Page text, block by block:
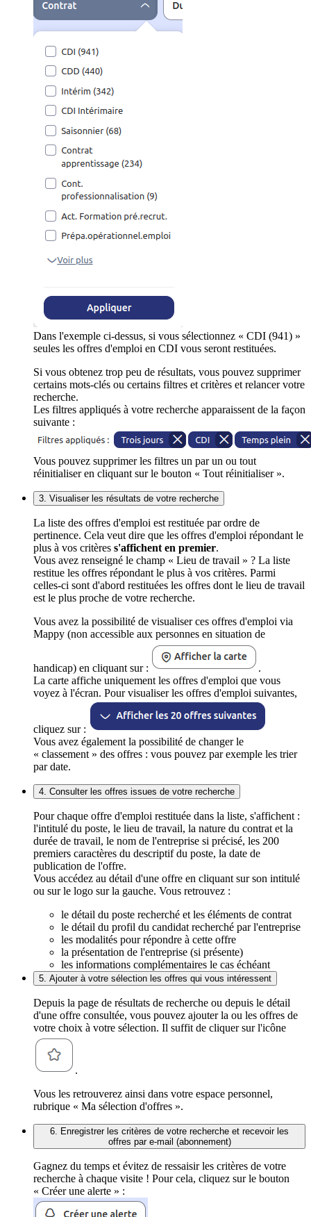
Dans l'exemple ci-dessus, si vous sélectionnez « CDI (941) »
seules les offres d'emploi en CDI vous seront restituées.
Si vous obtenez trop peu de résultats, vous pouvez supprimer
certains mots-clés ou certains filtres et critères et relancer votre
recherche.
Les filtres appliqués à votre recherche apparaissent de la façon
suivante :
Vous pouvez supprimer les filtres un par un ou tout
réinitialiser en cliquant sur le bouton « Tout réinitialiser ».
3. Visualiser les résultats de votre recherche
La liste des offres d'emploi est restituée par ordre de
pertinence. Cela veut dire que les offres d'emploi répondant le
plus à vos critères s'affichent en premier.
Vous avez renseigné le champ « Lieu de travail » ? La liste
restitue les offres répondant le plus à vos critères. Parmi
celles-ci sont d'abord restituées les offres dont le lieu de travail
est le plus proche de votre recherche.
Vous avez la possibilité de visualiser ces offres d'emploi via
Mappy (non accessible aux personnes en situation de
handicap) en cliquant sur :
.
La carte affiche uniquement les offres d'emploi que vous
voyez à l'écran. Pour visualiser les offres d'emploi suivantes,
cliquez sur :
Vous avez également la possibilité de changer le
« classement » des offres : vous pouvez par exemple les trier
par date.
4. Consulter les offres issues de votre recherche
Pour chaque offre d'emploi restituée dans la liste, s'affichent :
l'intitulé du poste, le lieu de travail, la nature du contrat et la
durée de travail, le nom de l'entreprise si précisé, les 200
premiers caractères du descriptif du poste, la date de
publication de l'offre.
Vous accédez au détail d'une offre en cliquant sur son intitulé
ou sur le logo sur la gauche. Vous retrouvez :
le détail du poste recherché et les éléments de contrat
le détail du profil du candidat recherché par l'entreprise
les modalités pour répondre à cette offre
la présentation de l'entreprise (si présente)
les informations complémentaires le cas échéant
5. Ajouter à votre sélection les offres qui vous intéressent
Depuis la page de résultats de recherche ou depuis le détail
d'une offre consultée, vous pouvez ajouter la ou les offres de
votre choix à votre sélection. Il suffit de cliquer sur l'icône
.
Vous les retrouverez ainsi dans votre espace personnel,
rubrique « Ma sélection d'offres ».
6. Enregistrer les critères de votre recherche et recevoir les
offres par e-mail (abonnement)
Gagnez du temps et évitez de ressaisir les critères de votre
recherche à chaque visite ! Pour cela, cliquez sur le bouton
« Créer une alerte » :